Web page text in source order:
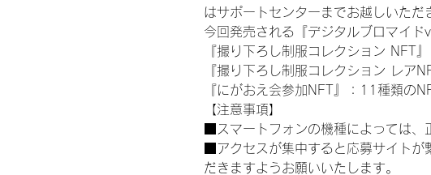
はサポートセンターまでお越しいた
今回発売される『デジタルブロマイ
『撮り下ろし制服コレクション NFT
『撮り下ろし制服コレクション レア
『にがおえ会参加NFT』：11種類の
【注意事項】
■スマートフォンの機種によっては、
■アクセスが集中すると応募サイト
だきますようお願いいたします。